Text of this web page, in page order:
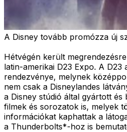
A Disney tovább promózza új
Hétvégén került
latin-amerikai D23 Expo. A D23
rendezvénye, melynek
nem csak a Disneylandes
a Disney stúdió által gyártott és
filmek és sorozatok is, melyek
információkat kaphattak a
a Thunderbolts*-hoz is